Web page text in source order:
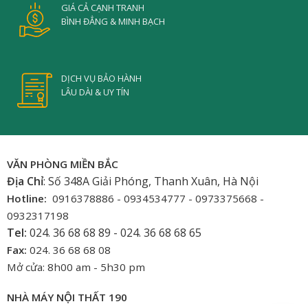
GIÁ CẢ CẠNH TRANH
BÌNH ĐẲNG & MINH BẠCH
DỊCH VỤ BẢO HÀNH
LÂU DÀI & UY TÍN
VĂN PHÒNG MIỀN BẮC
Địa Chỉ: Số 348A Giải Phóng, Thanh Xuân, Hà Nội
Hotline: 0916378886 - 0934534777 - 0973375668 -
0932317198
Tel: 024. 36 68 68 89 - 024. 36 68 68 65
Fax: 024. 36 68 68 08
Mở cửa: 8h00 am - 5h30 pm
NHÀ MÁY NỘI THẤT 190